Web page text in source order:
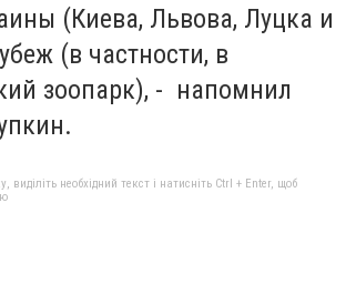
(Киева, Львова, Луцка и
(в частности, в
зоопарк), - напомнил
необхідний текст і натисніть Ctrl + Enter, щоб